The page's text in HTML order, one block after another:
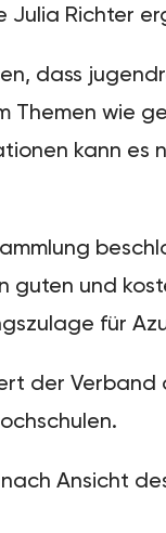
Julia Richter
dass
Themen wie
kann es
guten und
für
der
nach Ansicht